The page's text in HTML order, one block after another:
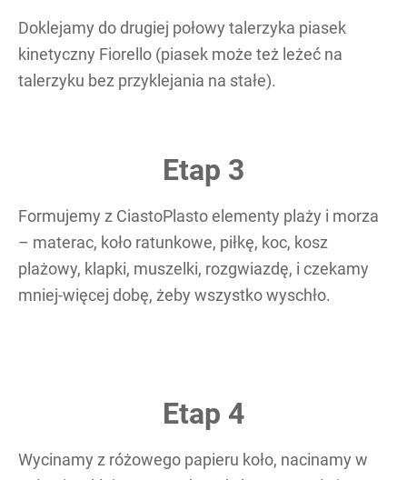
Doklejamy do drugiej połowy talerzyka piasek
kinetyczny Fiorello (piasek może też leżeć na
talerzyku bez przyklejania na stałe).
Etap 3
Formujemy z CiastoPlasto elementy plaży i morza
– materac, koło ratunkowe, piłkę, koc, kosz
plażowy, klapki, muszelki, rozgwiazdę, i czekamy
mniej-więcej dobę, żeby wszystko wyschło.
Etap 4
Wycinamy z różowego papieru koło, nacinamy w